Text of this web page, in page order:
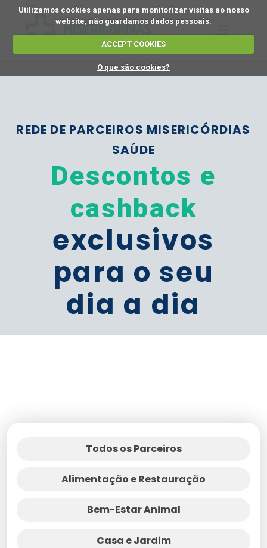
Utilizamos cookies apenas para monitorizar visitas ao nosso
website, não guardamos dados pessoais.
ACCEPT COOKIES
O que são cookies?
REDE DE PARCEIROS MISERICÓRDIAS
SAÚDE
Descontos e
cashback
exclusivos
para o seu
dia a dia
Todos os Parceiros
Alimentação e Restauração
Bem-Estar Animal
Casa e Jardim